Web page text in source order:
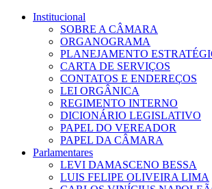
Institucional
SOBRE A CÂMARA
ORGANOGRAMA
PLANEJAMENTO
CARTA DE SERVIÇOS
CONTATOS E ENDEREÇOS
LEI ORGÂNICA
REGIMENTO INTERNO
DICIONÁRIO LEGISLATIVO
PAPEL DO VEREADOR
PAPEL DA CÂMARA
Parlamentares
LEVI DAMASCENO BESSA
LUIS FELIPE OLIVEIRA LIMA